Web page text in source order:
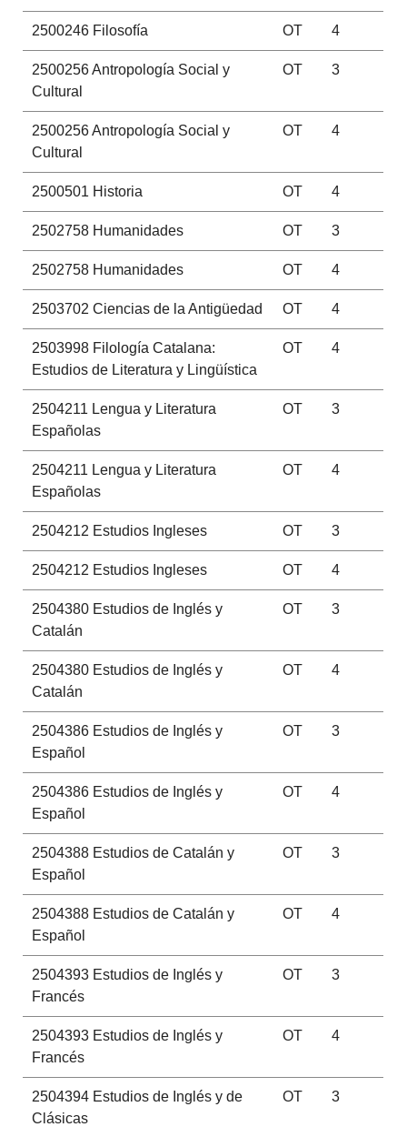
2500246Filosofía OT 4
2500256Antropología Social y
Cultural
OT 3
2500256Antropología Social y
Cultural
OT 4
2500501 Historia OT 4
2502758Humanidades OT 3
2502758Humanidades OT 4
2503702 Ciencias de la Antigüedad OT 4
2503998Filología Catalana:
Estudios de Literatura y Lingüística
OT 4
2504211 Lengua y Literatura
Españolas
OT 3
2504211 Lengua y Literatura
Españolas
OT 4
2504212 Estudios Ingleses OT 3
2504212 Estudios Ingleses OT 4
2504380Estudios de Inglés y
Catalán
OT 3
2504380Estudios de Inglés y
Catalán
OT 4
2504386Estudios de Inglés y
Español
OT 3
2504386Estudios de Inglés y
Español
OT 4
2504388Estudios de Catalán y
Español
OT 3
2504388Estudios de Catalán y
Español
OT 4
2504393Estudios de Inglés y
Francés
OT 3
2504393Estudios de Inglés y
Francés
OT 4
2504394Estudios de Inglés y de
Clásicas
OT 3